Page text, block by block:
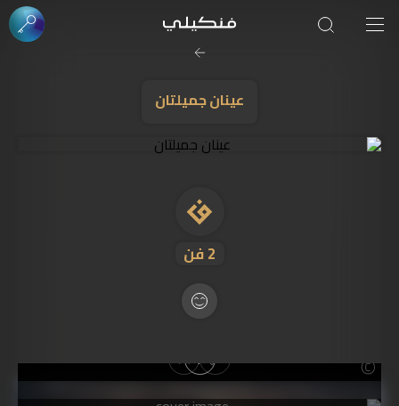
عينان جميلتان
2فن
صورة الغلاف من فن